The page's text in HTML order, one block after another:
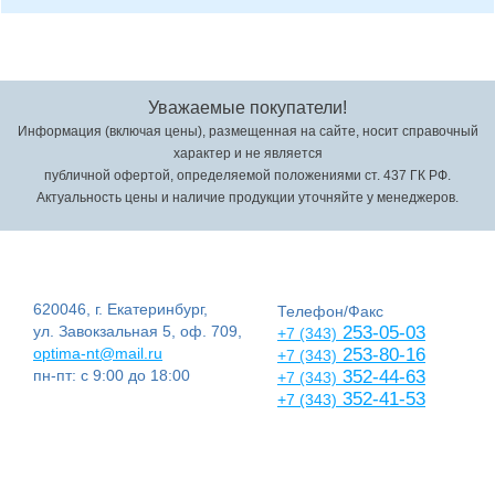
Уважаемые покупатели!
Информация (включая цены), размещенная на сайте, носит справочный
характер и не является
публичной офертой, определяемой положениями ст. 437 ГК РФ.
Актуальность цены и наличие продукции уточняйте у менеджеров.
620046, г. Екатеринбург,
ул. Завокзальная 5, оф. 709,
optima-nt@mail.ru
пн-пт: с 9:00 до 18:00
Телефон/Факс
+7 (343) 253-05-03
+7 (343) 253-80-16
+7 (343) 352-44-63
+7 (343) 352-41-53